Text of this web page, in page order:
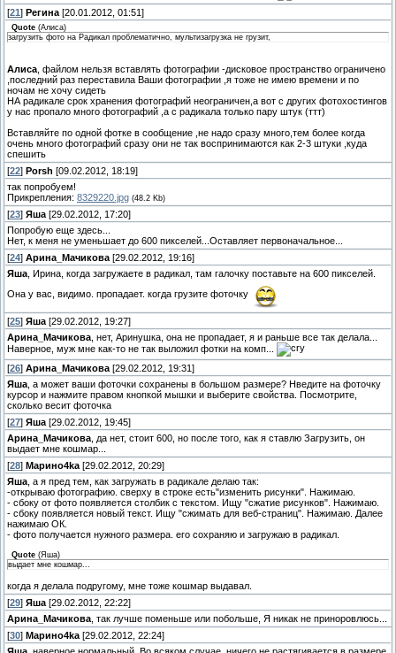
[21 ] Регина [20.01.2012, 01:51]
Quote (Алиса)
загрузить фото на Радикал проблематично, мультизагрузка не грузит,
Алиса , файлом нельзя вставлять фотографии -дисковое пространство ограничено
,последний раз переставила Ваши фотографии ,я тоже не имею времени и по
ночам не хочу сидеть
НА радикале срок хранения фотографий неограничен,а вот с других фотохостингов
у нас пропало много фотографий ,а с радикала только пару штук (ттт)
Вставляйте по одной фотке в сообщение ,не надо сразу много,тем более когда
очень много фотографий сразу они не так воспринимаются как 2-3 штуки ,куда
спешить
[22] Porsh [09.02.2012, 18:19]
так попробуем!
Прикрепления: 8329220.jpg (48.2 Kb)
[23] Яша [29.02.2012, 17:20]
Попробую еще здесь...
Нет, к меня не уменьшает до 600 пикселей...Оставляет первоначальное...
[24] Арина_Мачикова [29.02.2012, 19:16]
Яша , Ирина, когда загружаете в радикал, там галочку поставьте на 600 пикселей.
Она у вас, видимо. пропадает. когда грузите фоточку
[25] Яша [29.02.2012, 19:27]
Арина_Мачикова , нет, Аринушка, она не пропадает, я и раньше все так делала...
Наверное, муж мне как-то не так выложил фотки на комп...
[26] Арина_Мачикова [29.02.2012, 19:31]
Яша , а может ваши фоточки сохранены в большом размере? Нведите на фоточку
курсор и нажмите правом кнопкой мышки и выберите свойства. Посмотрите,
сколько весит фоточка
[27] Яша [29.02.2012, 19:45]
Арина_Мачикова , да нет, стоит 600, но после того, как я ставлю Загрузить, он
выдает мне кошмар...
[28] Марино4kа [29.02.2012, 20:29]
Яша , а я пред тем, как загружать в радикале делаю так:
-открываю фотографию. сверху в строке есть"изменить рисунки". Нажимаю.
- сбоку от фото появляется столбик с текстом. Ищу "сжатие рисунков". Нажимаю.
- сбоку появляется новый текст. Ищу "сжимать для веб-страниц". Нажимаю. Далее
нажимаю ОК.
- фото получается нужного размера. его сохраняю и загружаю в радикал.
Quote (Яша)
выдает мне кошмар...
когда я делала подругому, мне тоже кошмар выдавал.
[29] Яша [29.02.2012, 22:22]
Арина_Мачикова , так лучше поменьше или побольше, Я никак не приноровлюсь...
[30] Марино4kа [29.02.2012, 22:24]